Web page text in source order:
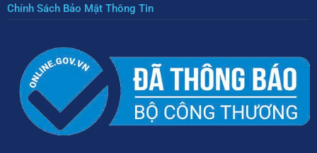
Chính Sách Bảo Mật Thông Tin